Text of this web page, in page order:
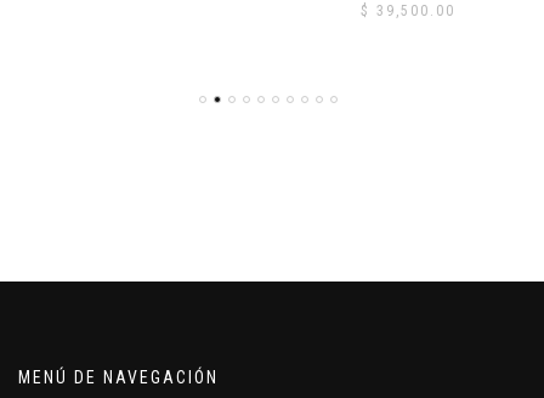
$ 39,500.00
MENÚ DE NAVEGACIÓN